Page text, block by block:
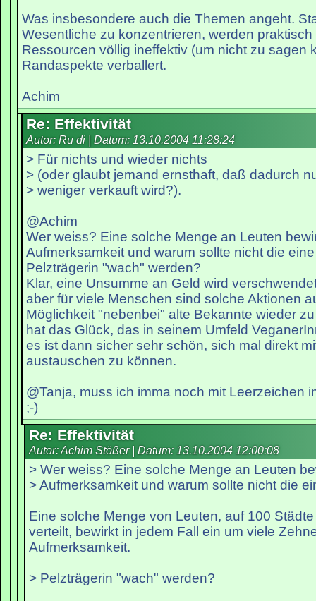
Was insbesondere auch die Themen angeht.
Wesentliche zu konzentrieren, werden
Ressourcen völlig ineffektiv (um nicht zu sagen
Randaspekte verballert.
Achim
Re: Effektivität
Autor: Ru di | Datum: 13.10.2004 11:28:24
> Für nichts und wieder nichts
> (oder glaubt jemand ernsthaft, daß dadurch
> weniger verkauft wird?).
@Achim
Wer weiss? Eine solche Menge an Leuten
Aufmerksamkeit und warum sollte nicht die
Pelzträgerin "wach" werden?
Klar, eine Unsumme an Geld wird
aber für viele Menschen sind solche Aktionen
Möglichkeit "nebenbei" alte Bekannte wieder
hat das Glück, das in seinem Umfeld
es ist dann sicher sehr schön, sich mal direkt
austauschen zu können.
@Tanja, muss ich imma noch mit Leerzeichen
;-)
Re: Effektivität
Autor: Achim Stößer | Datum: 13.10.2004 12:00:08
> Wer weiss? Eine solche Menge an Leuten
> Aufmerksamkeit und warum sollte nicht die
Eine solche Menge von Leuten, auf 100
verteilt, bewirkt in jedem Fall ein um viele
Aufmerksamkeit.
> Pelzträgerin "wach" werden?